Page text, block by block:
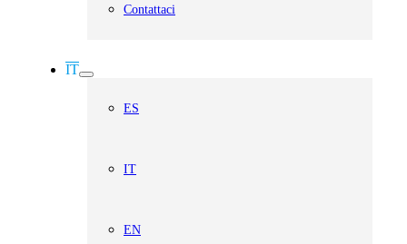
Contattaci
IT
ES
IT
EN